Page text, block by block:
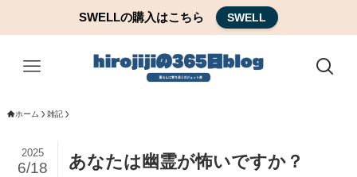
SWELLの購入はこちら SWELL
ホーム 雑記
あなたは幽霊が怖いですか？
2025
6/18